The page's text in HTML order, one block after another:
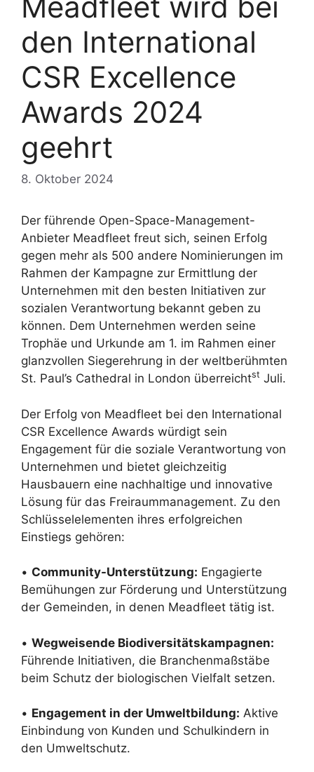
den International
CSR Excellence
Awards 2024
geehrt
8. Oktober 2024
Der führende Open-Space-Management-
Anbieter Meadfleet freut sich, seinen Erfolg
gegen mehr als 500 andere Nominierungen im
Rahmen der Kampagne zur Ermittlung der
Unternehmen mit den besten Initiativen zur
sozialen Verantwortung bekannt geben zu
können. Dem Unternehmen werden seine
Trophäe und Urkunde am 1. im Rahmen einer
glanzvollen Siegerehrung in der weltberühmten
St. Paul’s Cathedral in London überreichtst Juli.
Der Erfolg von Meadfleet bei den International
CSR Excellence Awards würdigt sein
Engagement für die soziale Verantwortung von
Unternehmen und bietet gleichzeitig
Hausbauern eine nachhaltige und innovative
Lösung für das Freiraummanagement. Zu den
Schlüsselelementen ihres erfolgreichen
Einstiegs gehören:
• Community-Unterstützung: Engagierte
Bemühungen zur Förderung und Unterstützung
der Gemeinden, in denen Meadfleet tätig ist.
• Wegweisende Biodiversitätskampagnen:
Führende Initiativen, die Branchenmaßstäbe
beim Schutz der biologischen Vielfalt setzen.
• Engagement in der Umweltbildung: Aktive
Einbindung von Kunden und Schulkindern in
den Umweltschutz.